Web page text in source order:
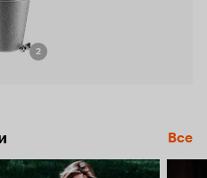
2
Все